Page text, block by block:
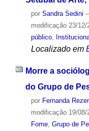
por Sandra Sedini
modificação23/12/
público,
Localizado em
Morre a
do Grupo de
por Fernanda
modificação19/08/
Fome, Grupo de